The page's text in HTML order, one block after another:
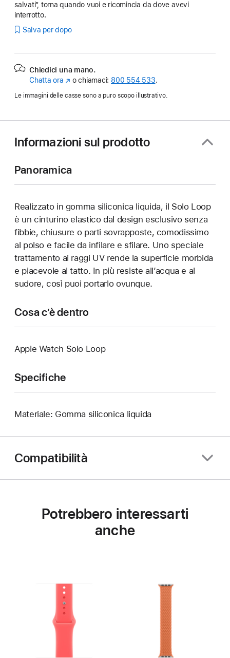
salvati”, torna quando vuoi e ricomincia da dove avevi
interrotto.
Salva per dopo
Chiedici una mano.
Chatta ora (Si
nuova
o chiamaci: 800 554 533.
Le immagini delle casse sono a puro scopo illustrativo.
Informazioni sul prodotto
Panoramica
Realizzato in gomma siliconica liquida, il Solo Loop
è un cinturino elastico dal design esclusivo senza
fibbie, chiusure o parti sovrapposte, comodissimo
al polso e facile da infilare e sfilare. Uno speciale
trattamento ai raggi UV rende la superficie morbida
e piacevole al tatto. In più resiste all’acqua e al
sudore, così puoi portarlo ovunque.
Cosa c’è dentro
Apple Watch Solo Loop
Specifiche
Materiale: Gomma siliconica liquida
Compatibilità
Potrebbero interessarti
anche